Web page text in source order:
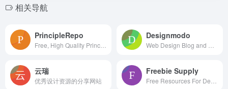
相关导航
PrincipleRepo Designmodo
云瑞
优秀设计资源的分享网站
Freebie Supply